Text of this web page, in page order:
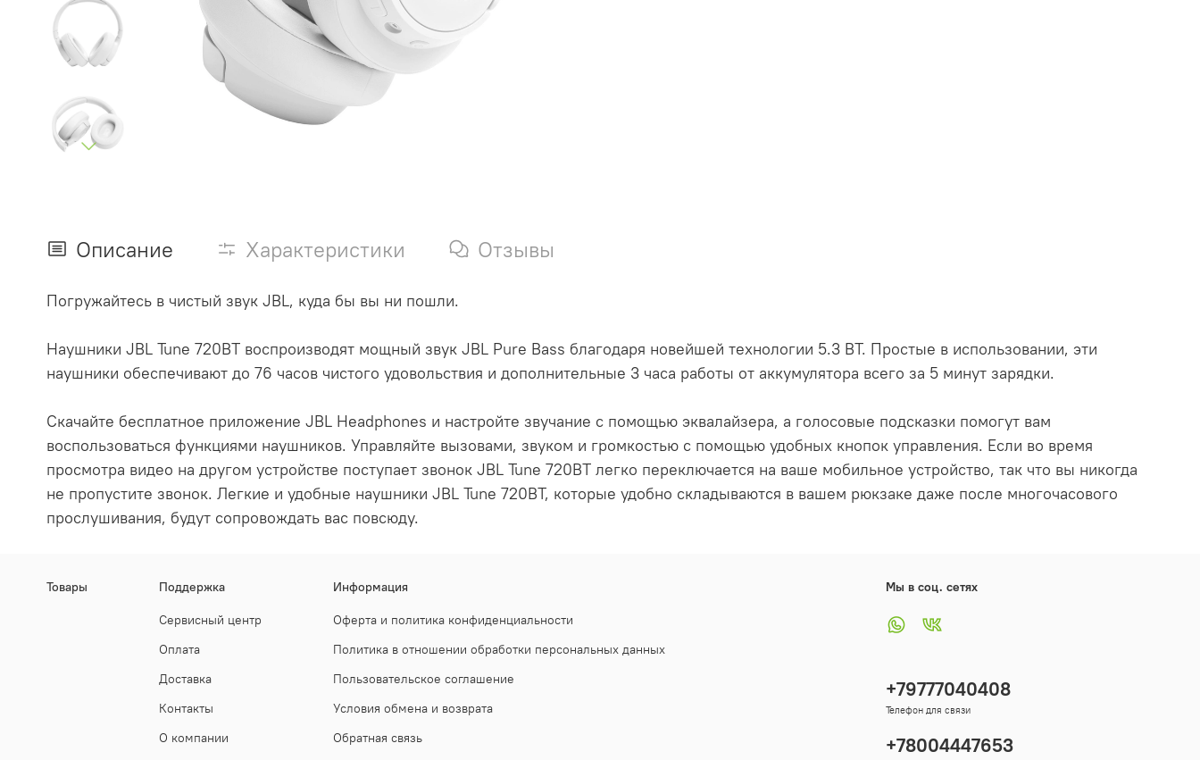
Описание Характеристики Отзывы
Погружайтесь в чистый звук JBL, куда бы вы ни пошли.
Наушники JBL Tune 720BT воспроизводят мощный звук JBL Pure Bass благодаря новейшей технологии 5.3 BT. Простые в использовании, эти
наушники обеспечивают до 76 часов чистого удовольствия и дополнительные 3 часа работы от аккумулятора всего за 5 минут зарядки.
Скачайте бесплатное приложение JBL Headphones и настройте звучание с помощью эквалайзера, а голосовые подсказки помогут вам
воспользоваться функциями наушников. Управляйте вызовами, звуком и громкостью с помощью удобных кнопок управления. Если во время
просмотра видео на другом устройстве поступает звонок JBL Tune 720BT легко переключается на ваше мобильное устройство, так что вы никогда
не пропустите звонок. Легкие и удобные наушники JBL Tune 720BT, которые удобно складываются в вашем рюкзаке даже после многочасового
прослушивания, будут сопровождать вас повсюду.
Товары Поддержка
Сервисный центр
Оплата
Доставка
Контакты
О компании
Информация
Оферта и политика конфиденциальности
Политика в отношении обработки персональных данных
Пользовательское соглашение
Условия обмена и возврата
Обратная связь
Мы в соц. сетях
+79777040408
Телефон для связи
+78004447653